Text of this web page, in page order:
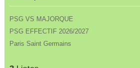
PSG VS MAJORQUE
PSG EFFECTIF 2026/2027
Paris Saint Germains